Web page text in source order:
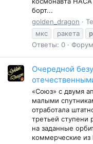
борт...
golden_dragon
мкс
ракета
Ответы: 0
Очередной
«Союз» с двумя
малыми
отработала
третьей ступени
на заданные
коммерческие из